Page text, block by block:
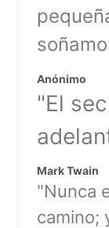
Anónimo
"El
Mark Twain
"Nunca
camino;